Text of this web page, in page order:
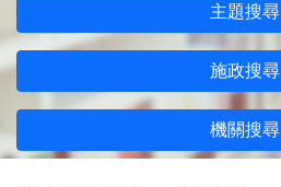
主題搜尋
施政搜尋
機關搜尋